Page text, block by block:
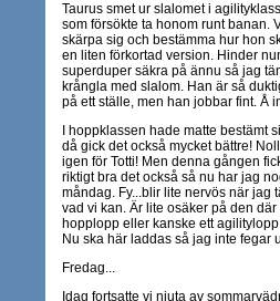
Taurus smet ur slalomet i
som försökte ta honom runt banan.
skärpa sig och bestämma hur hon
en liten förkortad version. Hinder
superduper säkra på ännu så jag
krångla med slalom. Han är så
på ett ställe, men han jobbar fint. Å
I hoppklassen hade matte bestämt
då gick det också mycket bättre!
igen för Totti! Men denna gången
riktigt bra det också så nu har jag
måndag. Fy...blir lite nervös när jag
vad vi kan. Är lite osäker på den
hopplopp eller kanske ett
Nu ska här laddas så jag inte fegar
Fredag...
Idag fortsatte vi njuta av